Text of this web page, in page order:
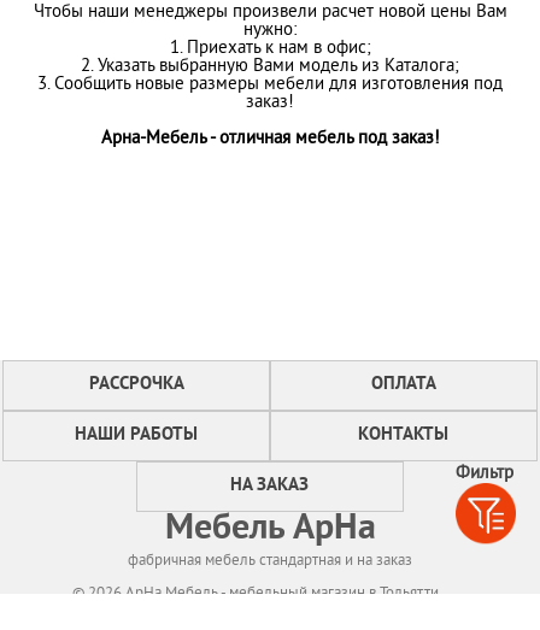
Фильтр
Чтобы наши менеджеры произвели расчет новой цены Вам
нужно:
1. Приехать к нам в офис;
2. Указать выбранную Вами модель из Каталога;
3. Сообщить новые размеры мебели для изготовления под
заказ!
Арна-Мебель - отличная мебель под заказ!
РАССРОЧКА ОПЛАТА
НАШИ РАБОТЫ КОНТАКТЫ
НА ЗАКАЗ
Мебель АрНа
фабричная мебель стандартная и на заказ
© 2026 АрНа Мебель - мебельный магазин в Тольятти